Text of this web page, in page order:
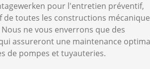
pour l'entretien préventif,
toutes les constructions
ne vous enverrons que des
assureront une maintenance
de pompes et tuyauteries.